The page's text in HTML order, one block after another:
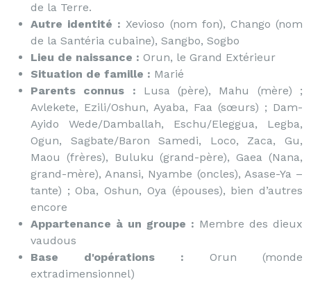
de la Terre.
Autre identité : Xevioso (nom fon), Chango (nom
de la Santéria cubaine), Sangbo, Sogbo
Lieu de naissance : Orun, le Grand Extérieur
Situation de famille : Marié
Parents connus : Lusa (père), Mahu (mère) ;
Avlekete, Ezili/Oshun, Ayaba, Faa (sœurs) ; Dam-
Ayido Wede/Damballah, Eschu/Eleggua, Legba,
Ogun, Sagbate/Baron Samedi, Loco, Zaca, Gu,
Maou (frères), Buluku (grand-père), Gaea (Nana,
grand-mère), Anansi, Nyambe (oncles), Asase-Ya –
tante) ; Oba, Oshun, Oya (épouses), bien d’autres
encore
Appartenance à un groupe : Membre des dieux
vaudous
Base d'opérations : Orun (monde
extradimensionnel)